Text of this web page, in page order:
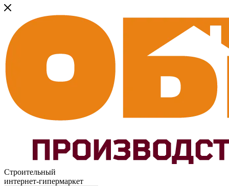
Строительный
интернет-гипермаркет